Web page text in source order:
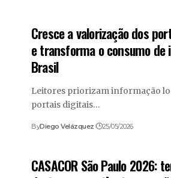
Cresce a valorização dos
e transforma o consumo
Brasil
Leitores priorizam informação
portais digitais…
ByDiego Velázquez 25/05/2026
CASACOR São Paulo 2026: